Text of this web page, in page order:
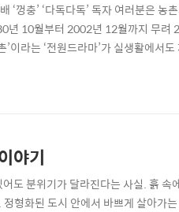
‘껑충’ ‘다독다독’ 독자 여러분은
년 10월부터 2002년 12월까지 무려
’이라는 ‘전원드라마’가 실생활에
게 아닙니다. 지난 3월 19일 농림축
야기
도 분위기가 달라진다는 사실. 흙
형화된 도시 안에서 바쁘게 살아가